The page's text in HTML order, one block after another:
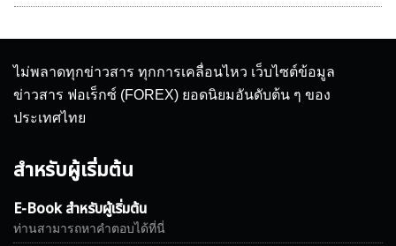
ไม่พลาดทุกข่าวสาร ทุกการเคลื่อนไหว เว็บไซต์ข้อมูล
ข่าวสาร ฟอเร็กซ์ (FOREX) ยอดนิยมอันดับต้น ๆ ของ
ประเทศไทย
สำหรับผู้เริ่มต้น
E-Book สำหรับผู้เริ่มต้น
ท่านสามารถหาคำตอบได้ที่นี่